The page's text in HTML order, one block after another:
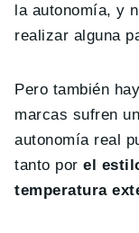
la autonomía, y
realizar alguna
Pero también
marcas sufren
autonomía real
tanto por el
temperatura